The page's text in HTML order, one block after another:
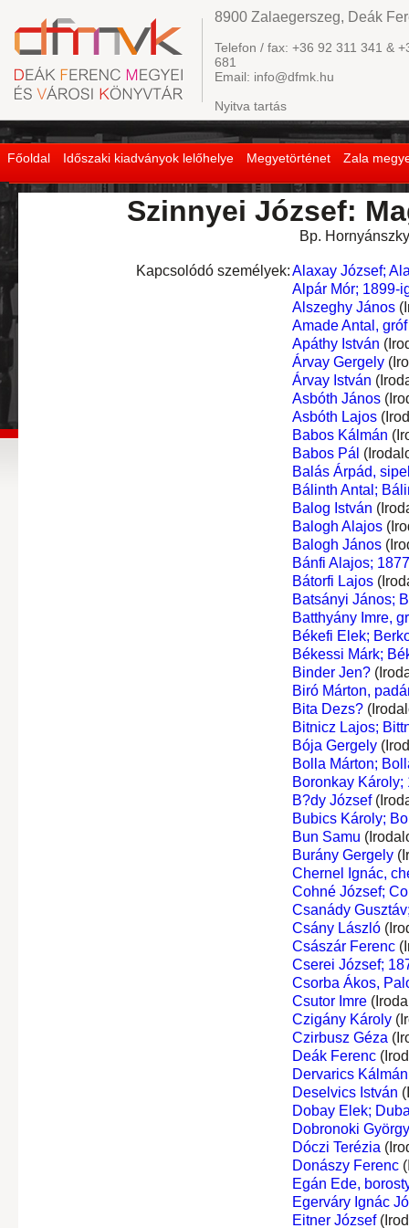
Főoldal Időszaki kiadványok lelőhelye Megyetörténet Zala
8900 Zalaegerszeg, Deák
Telefon / fax: +36 92 311 341 &
681
Email: info@dfmk.hu
Nyitva tartás
Szinnyei József:
Bp.
Kapcsolódó személyek:Alaxay József;
Alpár Mór; 1899-
Alszeghy János
Amade Antal, gróf
Apáthy István
Árvay Gergely
Árvay István
Asbóth János
Asbóth Lajos
Babos Kálmán
Babos Pál
Balás Árpád,
Bálinth Antal;
Balog István
Balogh Alajos
Balogh János
Bánfi Alajos;
Bátorfi Lajos
Batsányi János;
Batthyány Imre,
Békefi Elek;
Békessi Márk;
Binder Jen?
Biró Márton,
Bita Dezs?
Bitnicz Lajos;
Bója Gergely
Bolla Márton;
Boronkay Károly;
B?dy József
Bubics Károly;
Bun Samu
Burány Gergely
Chernel Ignác,
Cohné József;
Csanády
Csány László
Császár Ferenc
Cserei József;
Csorba Ákos,
Csutor Imre
Czigány Károly
Czirbusz Géza
Deák Ferenc
Dervarics
Deselvics István
Dobay Elek;
Dobronoki György
Dóczi Terézia
Donászy Ferenc
Egán Ede,
Egerváry Ignác
Eitner József